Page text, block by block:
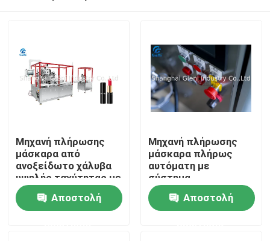
Σπίτι
Προϊόντα
Μηχανή πλήρωσης
μάσκαρα από
ανοξείδωτο χάλυβα
υψηλής ταχύτητας με
σερβο-κλείσιμο | 84
ΤΕΜ/ΛεπτόΑποστολή
Μηχανή πλήρωσης
μάσκαρα πλήρως
αυτόματη με
σύστημα
φωτοηλεκτρικής
ανίχνευσηςΑποστολή